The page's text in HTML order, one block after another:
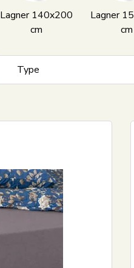
Lagner 140x200
cm
Lagner
cm
Type